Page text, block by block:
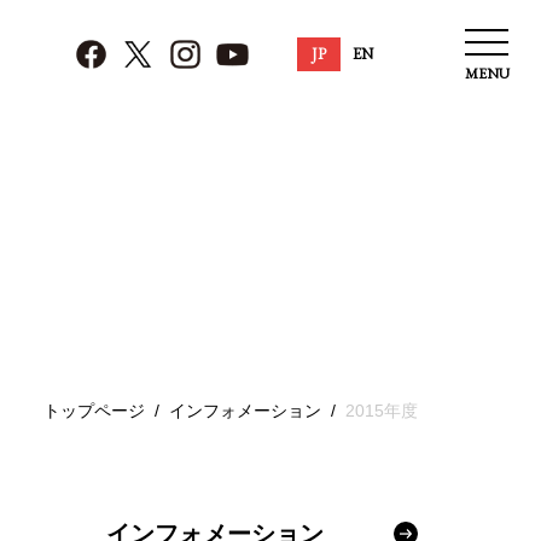
JP EN
MENU
トップページ インフォメーション 2015年度
インフォメーション